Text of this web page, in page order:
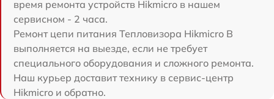
время ремонта устройств Hikmicro в нашем
сервисном - 2 часа.
Ремонт цепи питания Тепловизора Hikmicro B
выполняется на выезде, если не требует
специального оборудования и сложного ремонта.
Наш курьер доставит технику в сервис-центр
Hikmicro и обратно.